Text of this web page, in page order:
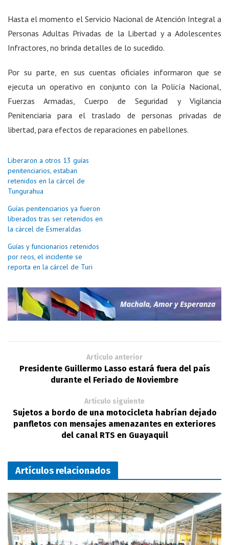
Hasta el momento el Servicio Nacional de Atención Integral a
Personas Adultas Privadas de la Libertad y a Adolescentes
Infractores, no brinda detalles de lo sucedido.
Por su parte, en sus cuentas oficiales informaron que se
ejecuta un operativo en conjunto con la Policía Nacional,
Fuerzas Armadas, Cuerpo de Seguridad y Vigilancia
Penitenciaria para el traslado de personas privadas de
libertad, para efectos de reparaciones en pabellones.
Liberaron a otros 13 guías
penitenciarios, estaban
retenidos en la cárcel de
Tungurahua
Guías penitenciarios ya fueron
liberados tras ser retenidos en
la cárcel de Esmeraldas
Guías y funcionarios retenidos
por reos, el incidente se
reporta en la cárcel de Turi
Artículo anterior
Presidente Guillermo Lasso estará fuera del país
durante el Feriado de Noviembre
Artículo siguiente
Sujetos a bordo de una motocicleta habrían dejado
panfletos con mensajes amenazantes en exteriores
del canal RTS en Guayaquil
Artículos relacionados